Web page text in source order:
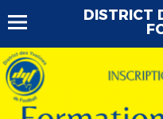
DISTRICT